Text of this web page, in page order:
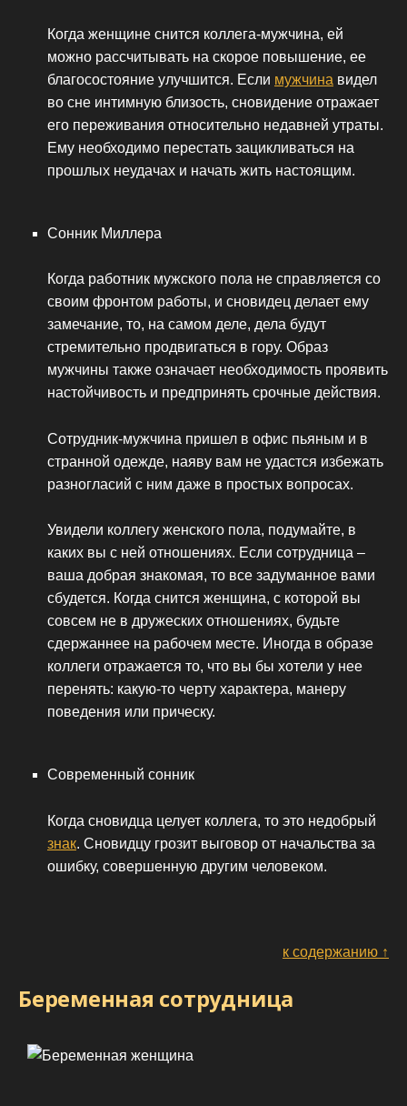
Когда женщине снится коллега-мужчина, ей
можно рассчитывать на скорое повышение, ее
благосостояние улучшится. Если мужчина видел
во сне интимную близость, сновидение отражает
его переживания относительно недавней утраты.
Ему необходимо перестать зацикливаться на
прошлых неудачах и начать жить настоящим.
Сонник Миллера
Когда работник мужского пола не справляется со
своим фронтом работы, и сновидец делает ему
замечание, то, на самом деле, дела будут
стремительно продвигаться в гору. Образ
мужчины также означает необходимость проявить
настойчивость и предпринять срочные действия.
Сотрудник-мужчина пришел в офис пьяным и в
странной одежде, наяву вам не удастся избежать
разногласий с ним даже в простых вопросах.
Увидели коллегу женского пола, подумайте, в
каких вы с ней отношениях. Если сотрудница –
ваша добрая знакомая, то все задуманное вами
сбудется. Когда снится женщина, с которой вы
совсем не в дружеских отношениях, будьте
сдержаннее на рабочем месте. Иногда в образе
коллеги отражается то, что вы бы хотели у нее
перенять: какую-то черту характера, манеру
поведения или прическу.
Современный сонник
Когда сновидца целует коллега, то это недобрый
знак. Сновидцу грозит выговор от начальства за
ошибку, совершенную другим человеком.
к содержанию ↑
Беременная сотрудница